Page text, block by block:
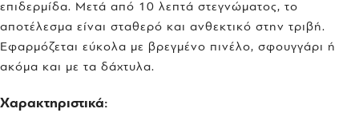
επιδερμίδα. Μετά από 10 λεπτά στεγνώματος, το
αποτέλεσμα είναι σταθερό και ανθεκτικό στην τριβή.
Εφαρμόζεται εύκολα με βρεγμένο πινέλο, σφουγγάρι ή
ακόμα και με τα δάχτυλα.
Χαρακτηριστικά: